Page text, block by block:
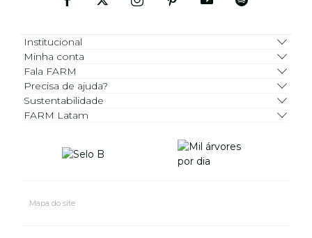
Institucional
Minha conta
Fala FARM
Precisa de ajuda?
Sustentabilidade
FARM Latam
Mapa do site